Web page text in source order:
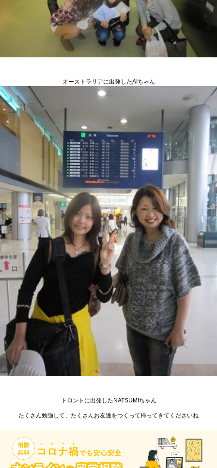
オーストラリアに出発したAIちゃん
トロントに出発したNATSUMIちゃん
たくさん勉強して、たくさんお友達をつくって帰ってきてくださいね